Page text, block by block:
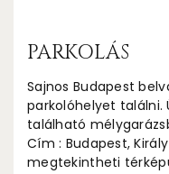
PARKOLÁS
Sajnos Budapest
parkolóhelyet találni.
található
Cím : Budapest,
megtekintheti